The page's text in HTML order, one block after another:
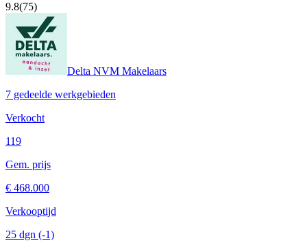
9.8(75)
Delta NVM Makelaars
7 gedeelde werkgebieden
Verkocht
119
Gem. prijs
€ 468.000
Verkooptijd
25 dgn (-1)